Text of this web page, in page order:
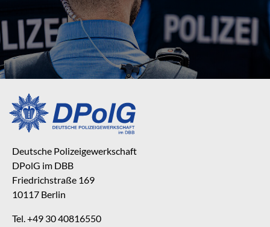
Deutsche Polizeigewerkschaft
DPolG im DBB
Friedrichstraße 169
10117 Berlin
Tel. +49 30 40816550